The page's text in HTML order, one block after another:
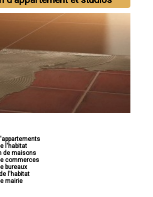
l'habitat
de maisons
commerces
bureaux
l'habitat
mairie